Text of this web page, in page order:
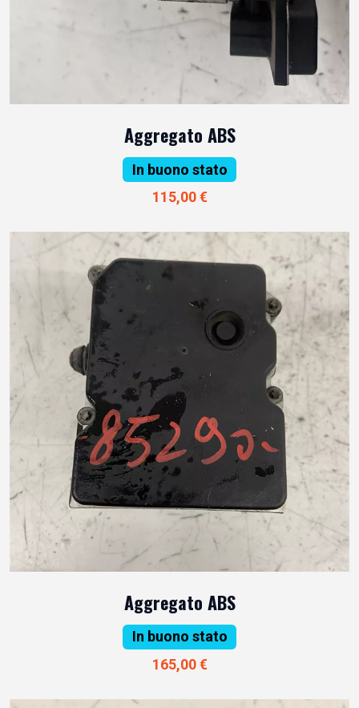
Aggregato ABS
In buono stato
115,00 €
Aggregato ABS
In buono stato
165,00 €